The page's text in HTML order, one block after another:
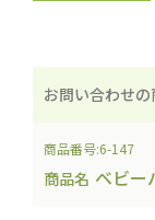
お問い合わせの
商品番号:6-147
商品名 ベビー